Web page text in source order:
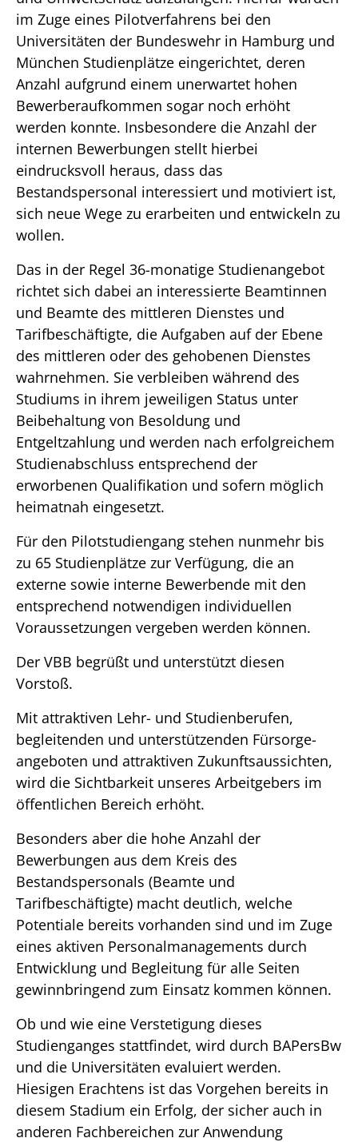
im Zuge eines Pilotverfahrens bei den
Universitäten der Bundeswehr in Hamburg und
München Studienplätze eingerichtet, deren
Anzahl aufgrund einem unerwartet hohen
Bewerberaufkommen sogar noch erhöht
werden konnte. Insbesondere die Anzahl der
internen Bewerbungen stellt hierbei
eindrucksvoll heraus, dass das
Bestandspersonal interessiert und motiviert ist,
sich neue Wege zu erarbeiten und entwickeln zu
wollen.
Das in der Regel 36-monatige Studienangebot
richtet sich dabei an interessierte Beamtinnen
und Beamte des mittleren Dienstes und
Tarifbeschäftigte, die Aufgaben auf der Ebene
des mittleren oder des gehobenen Dienstes
wahrnehmen. Sie verbleiben während des
Studiums in ihrem jeweiligen Status unter
Beibehaltung von Besoldung und
Entgeltzahlung und werden nach erfolgreichem
Studienabschluss entsprechend der
erworbenen Qualifikation und sofern möglich
heimatnah eingesetzt.
Für den Pilotstudiengang stehen nunmehr bis
zu 65 Studienplätze zur Verfügung, die an
externe sowie interne Bewerbende mit den
entsprechend notwendigen individuellen
Voraussetzungen vergeben werden können.
Der VBB begrüßt und unterstützt diesen
Vorstoß.
Mit attraktiven Lehr- und Studienberufen,
begleitenden und unterstützenden Fürsorge-
angeboten und attraktiven Zukunftsaussichten,
wird die Sichtbarkeit unseres Arbeitgebers im
öffentlichen Bereich erhöht.
Besonders aber die hohe Anzahl der
Bewerbungen aus dem Kreis des
Bestandspersonals (Beamte und
Tarifbeschäftigte) macht deutlich, welche
Potentiale bereits vorhanden sind und im Zuge
eines aktiven Personalmanagements durch
Entwicklung und Begleitung für alle Seiten
gewinnbringend zum Einsatz kommen können.
Ob und wie eine Verstetigung dieses
Studienganges stattfindet, wird durch BAPersBw
und die Universitäten evaluiert werden.
Hiesigen Erachtens ist das Vorgehen bereits in
diesem Stadium ein Erfolg, der sicher auch in
anderen Fachbereichen zur Anwendung